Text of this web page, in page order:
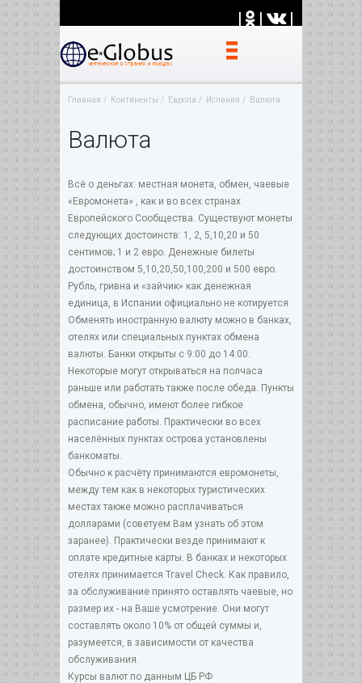
| | |
Главная Континенты Европа Испания Валюта
Валюта
Всё о деньгах: местная монета, обмен, чаевые
«Евромонета» , как и во всех странах
Европейского Сообщества. Существуют монеты
следующих достоинств: 1, 2, 5,10,20 и 50
сентимов; 1 и 2 евро. Денежные билеты
достоинством 5,10,20,50,100,200 и 500 евро.
Рубль, гривна и «зайчик» как денежная
единица, в Испании официально не котируется.
Обменять иностранную валюту можно в банках,
отелях или специальных пунктах обмена
валюты. Банки открыты с 9:00 до 14:00.
Некоторые могут открываться на полчаса
раньше или работать также после обеда. Пункты
обмена, обычно, имеют более гибкое
расписание работы. Практически во всех
населённых пунктах острова установлены
банкоматы.
Обычно к расчёту принимаются евромонеты,
между тем как в некоторых туристических
местах также можно расплачиваться
долларами (советуем Вам узнать об этом
заранее). Практически везде принимают к
оплате кредитные карты. В банках и некоторых
отелях принимается Тгavel Check. Как правило,
за обслуживание принято оставлять чаевые, но
размер их - на Ваше усмотрение. Они могут
составлять около 10% от общей суммы и,
разумеется, в зависимости от качества
обслуживания.
Курсы валют по данным ЦБ РФ